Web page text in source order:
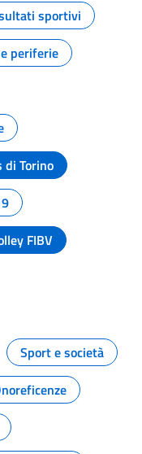
sportivi
periferie
di Torino
FIBV
Sport e società